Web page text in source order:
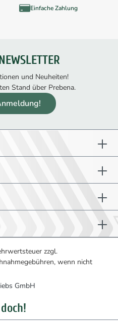
Einfache Zahlung
und Neuheiten!
Stand über Prebena.
zzgl.
wenn nicht
GmbH